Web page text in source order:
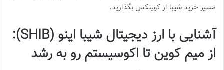
مسیر خرید شیبا از کوینکس بگذارید.
آشنایی با ارز دیجیتال شیبا اینو (SHIB):
از میم کوین تا اکوسیستم رو به رشد